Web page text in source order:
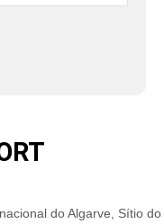
do Algarve, Sítio do